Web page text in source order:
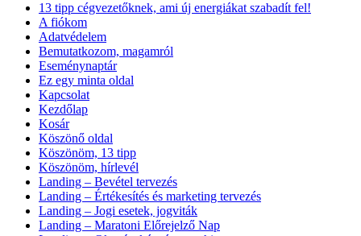
13 tipp cégvezetőknek, ami új energiákat szabadít fel!
A fiókom
Adatvédelem
Bemutatkozom, magamról
Eseménynaptár
Ez egy minta oldal
Kapcsolat
Kezdőlap
Kosár
Köszönő oldal
Köszönöm, 13 tipp
Köszönöm, hírlevél
Landing – Bevétel tervezés
Landing – Értékesítés és marketing tervezés
Landing – Jogi esetek, jogviták
Landing – Maratoni Előrejelző Nap